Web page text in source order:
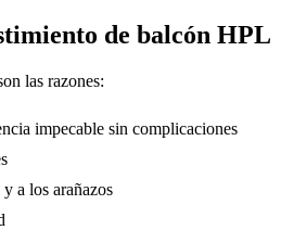
de balcón HPL
las razones:
impecable sin complicaciones
a los arañazos